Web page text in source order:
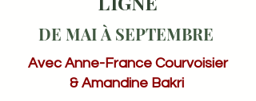
DE MAI À SEPTEMBRE
Avec Anne-France Courvoisier
& Amandine Bakri